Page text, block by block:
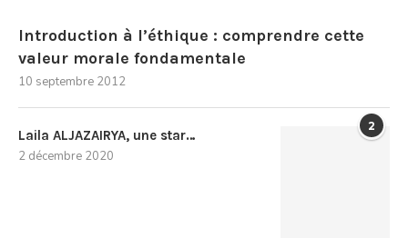
Introduction à l’éthique : comprendre cette
valeur morale fondamentale
10 septembre 2012
2
Laila ALJAZAIRYA, une star…
2 décembre 2020